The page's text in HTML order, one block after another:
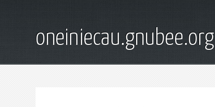
oneiniecau.gnubee.org